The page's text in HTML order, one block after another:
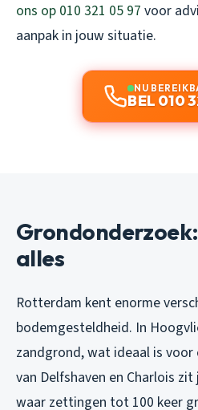
ons op 010 321 05 97 voor
aanpak in jouw situatie.
NU
BEL 010
alles
Rotterdam kent enorme
bodemgesteldheid. In
zandgrond, wat ideaal is voor
van Delfshaven en Charlois
waar zettingen tot 100 keer